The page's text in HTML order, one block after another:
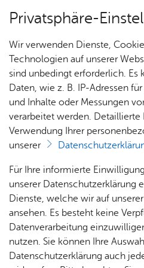
Über­sicht Bür­ger &
Rat­
haus &
Bür­
ger­
ser­vice
Rat­
häu­ser
Nach­
rich­
ten,
Vi­de­os
& Bil­
der
Me­di­
Jobs
Stel­
len­an­
ge­bo­te
Aus­bil­
dung &
Stu­di­
Alle Nach­rich­ten
Mitt­woch, 06.
Ka­te­go­rie:Bau­maß­nah­men
Spatenstich
Das neue Kinderhaus
Kitzenwiese bietet
2025 Platz für 155
Privatsphäre-
Wir verwenden Dienste,
Technologien auf unserer
sind unbedingt erforderlich. Es
Daten, wie z. B. IP-Adressen
und Inhalte oder Messungen
verarbeitet werden.
Verwendung Ihrer
unserer
Für Ihre informierte
unserer Datenschutzerklärung
Dienste, welche wir auf
ansehen. Es besteht keine
Datenverarbeitung
nutzen. Sie können Ihre
Datenschutzerklärung auch